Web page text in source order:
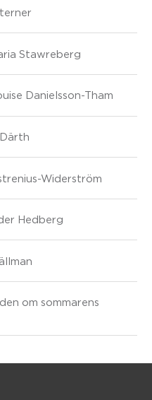
Stawreberg
Danielsson-Tham
Widerström
Hedberg
om sommarens